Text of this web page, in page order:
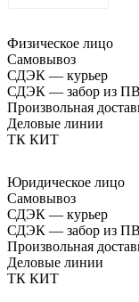
Физическое лицо
Самовывоз
СДЭК — курьер
СДЭК — забор из
Произвольная
Деловые линии
ТК КИТ
Юридическое лицо
Самовывоз
СДЭК — курьер
СДЭК — забор из
Произвольная
Деловые линии
ТК КИТ